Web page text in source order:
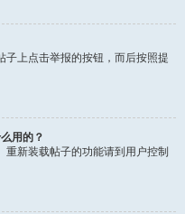
子上点击举报的按钮，而后按照提
用的？
新装载帖子的功能请到用户控制